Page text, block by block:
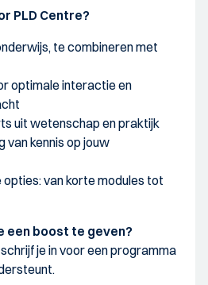
PLD Centre?
te combineren met
optimale interactie en
uit wetenschap en praktijk
kennis op jouw
opties: van korte modules tot
een boost te geven?
je in voor een programma